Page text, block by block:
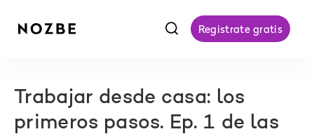
f Registrate gratis
Trabajar desde casa: los
primeros pasos. Ep. 1 de las